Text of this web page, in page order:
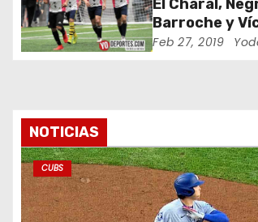
e
r
a
d
El Charal,
Barroche y
hundieron al
Feb 27, 2019
NOTICIAS
CUBS